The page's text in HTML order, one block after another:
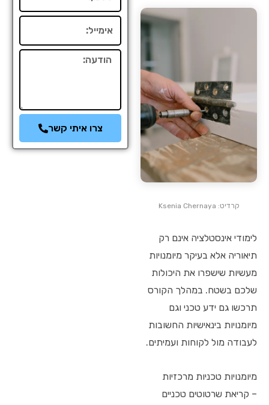
קרדיט: Ksenia Chernaya
לימודי אינסטלציה אינם רק
תיאוריה אלא בעיקר מיומנויות
מעשיות שישפרו את היכולות
שלכם בשטח. במהלך הקורס
תרכשו גם ידע טכני וגם
מיומנויות בינאישיות החשובות
לעבודה מול לקוחות ועמיתים.
מיומנויות טכניות מרכזיות
– קריאת שרטוטים טכניים
הודעה
צרו איתי קשר